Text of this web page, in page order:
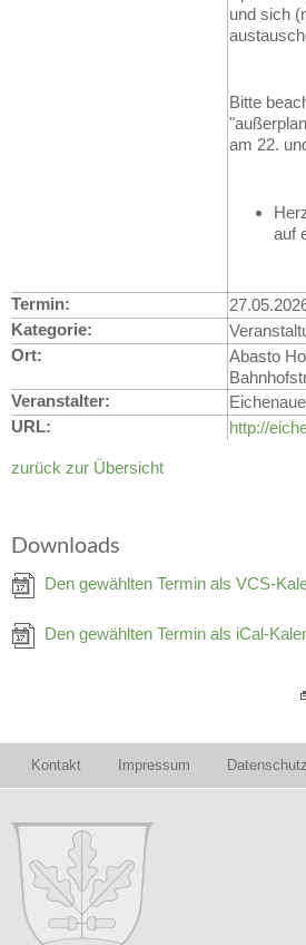
und sich
Bitte
am 22.
auf
Termin:
Kategorie:
Ort:
Abasto
Veranstalter:
URL:
http://
zurück zur Übersicht
Downloads
Den gewählten Termin als VCS-
Den gewählten Termin als iCal-
Kontakt Impressum Datenschutz